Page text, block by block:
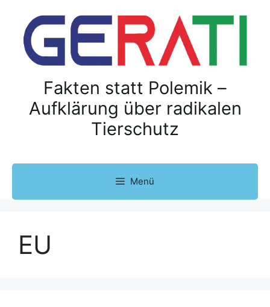
Fakten statt Polemik –
Aufklärung über radikalen
Tierschutz
Menü
EU